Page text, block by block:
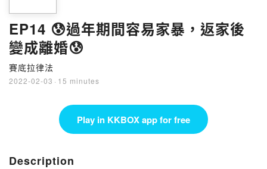
EP14 😰過年期間容易家暴，返家後
變成離婚😰
賽底拉律法
2022-02-03 · 15 minutes
Play in KKBOX app for free
Description